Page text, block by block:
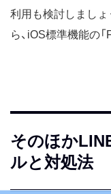
利用も検討しまし
ら、iOS標準機能の「
そのほか
ルと対処法